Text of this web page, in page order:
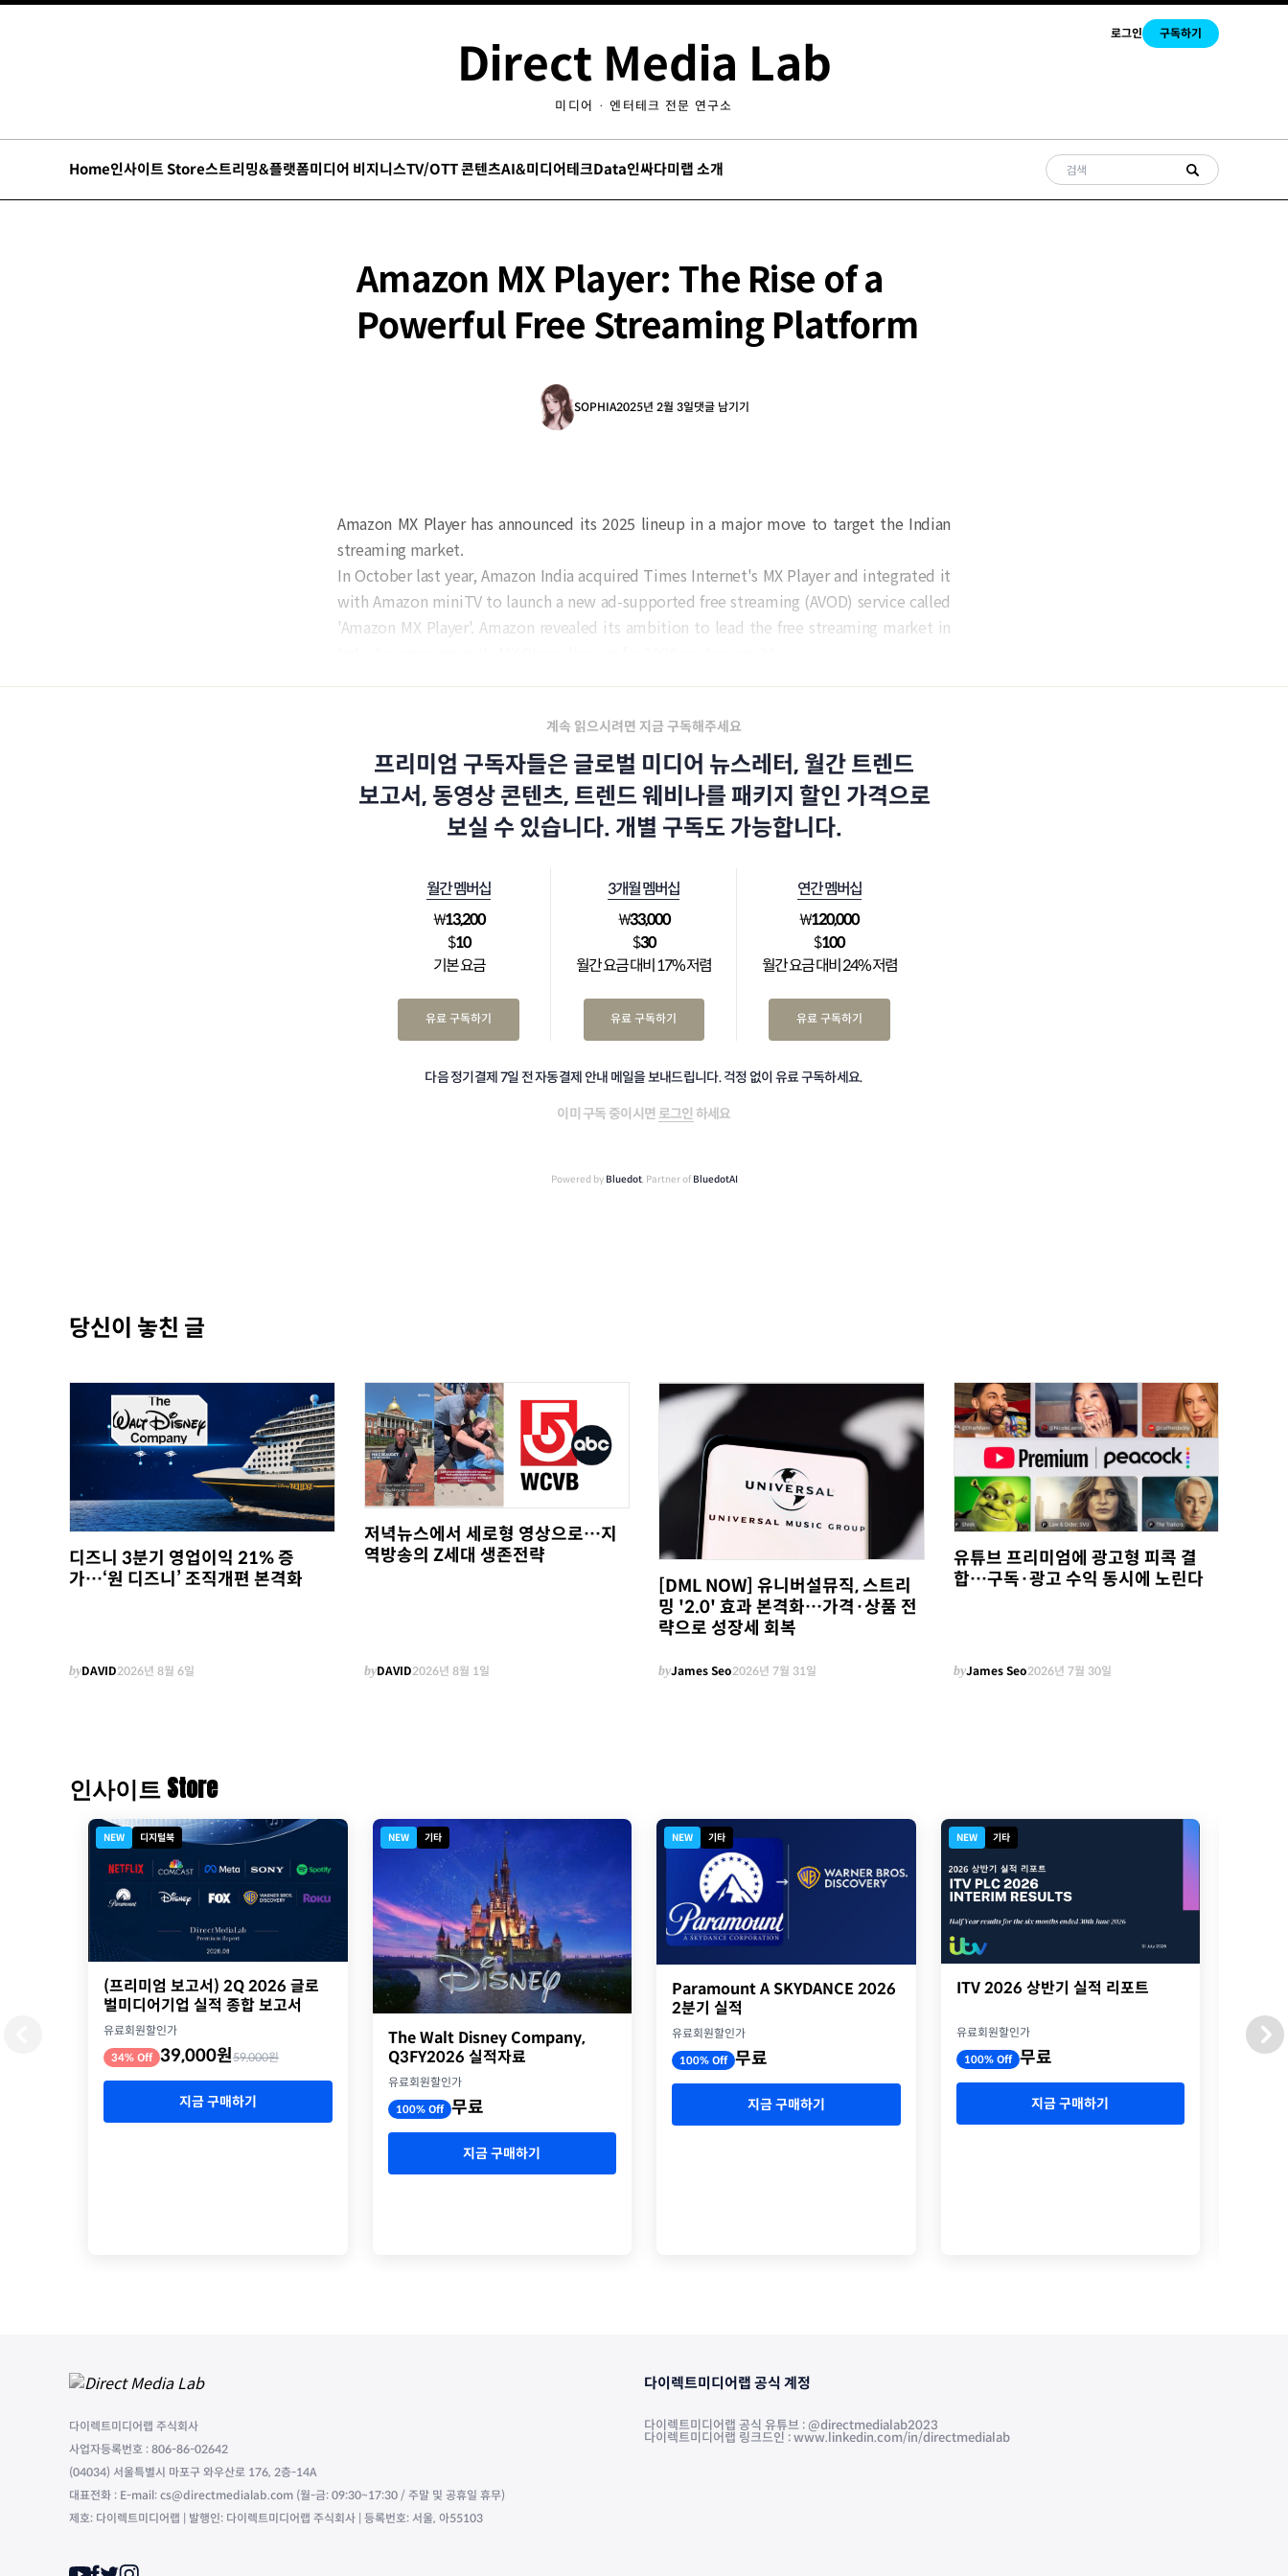
로그인 구독하기
Direct Media Lab
미디어 · 엔터테크 전문 연구소
Home인사이트 Store스트리밍&플랫폼미디어 비지니스TV/OTT 콘텐츠AI&미디어테크Data인싸다미랩 소개
Amazon MX Player: The Rise of a
Powerful Free Streaming Platform
SOPHIA2025년 2월 3일댓글 남기기
Amazon MX Player has announced its 2025 lineup in a major move to target the Indian
streaming market.
In October last year, Amazon India acquired Times Internet's MX Player and integrated it
with Amazon miniTV to launch a new ad-supported free streaming (AVOD) service called
'Amazon MX Player'. Amazon revealed its ambition to lead the free streaming market in
계속 읽으시려면 지금 구독해주세요
프리미엄 구독자들은 글로벌 미디어 뉴스레터, 월간 트렌드
보고서, 동영상 콘텐츠, 트렌드 웨비나를 패키지 할인 가격으로
보실 수 있습니다. 개별 구독도 가능합니다.
월간 멤버십
₩13,200
$10
기본 요금
유료 구독하기
3개월 멤버십
₩33,000
$30
월간 요금 대비 17% 저렴
유료 구독하기
연간 멤버십
₩120,000
$100
월간 요금 대비 24% 저렴
유료 구독하기
다음 정기결제 7일 전 자동결제 안내 메일을 보내드립니다. 걱정 없이 유료 구독하세요.
이미 구독 중이시면 로그인 하세요
Powered by Bluedot, Partner of BluedotAI
당신이 놓친 글
디즈니 3분기 영업이익 21% 증
가…‘원 디즈니’ 조직개편 본격화
byDAVID2026년 8월 6일
저녁뉴스에서 세로형 영상으로…지
역방송의 Z세대 생존전략
byDAVID2026년 8월 1일
[DML NOW] 유니버설뮤직, 스트리
밍 '2.0' 효과 본격화…가격·상품 전
략으로 성장세 회복
byJames Seo2026년 7월 31일
유튜브 프리미엄에 광고형 피콕 결
합…구독·광고 수익 동시에 노린다
byJames Seo2026년 7월 30일
인사이트 Store
NEW 디지털북
(프리미엄 보고서) 2Q 2026 글로
벌미디어기업 실적 종합 보고서
유료회원할인가
34% Off 39,000원59,000원
지금 구매하기
NEW 기타
The Walt Disney Company,
Q3FY2026 실적자료
유료회원할인가
100% Off 무료
지금 구매하기
NEW 기타
Paramount A SKYDANCE 2026
2분기 실적
유료회원할인가
100% Off 무료
지금 구매하기
NEW 기타
ITV 2026 상반기 실적 리포트
유료회원할인가
100% Off 무료
지금 구매하기
유료회원
다이렉트미디어랩 주식회사
사업자등록번호 : 806-86-02642
(04034) 서울특별시 마포구 와우산로 176, 2층-14A
대표전화 : E-mail: cs@directmedialab.com (월-금: 09:30~17:30 / 주말 및 공휴일 휴무)
제호: 다이렉트미디어랩 | 발행인: 다이렉트미디어랩 주식회사 | 등록번호: 서울, 아55103
다이렉트미디어랩 공식 계정
다이렉트미디어랩 공식 유튜브 : @directmedialab2023
다이렉트미디어랩 링크드인 : www.linkedin.com/in/directmedialab